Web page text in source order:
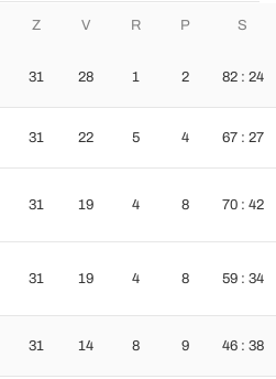
Z V R P S
31 28 1 2 82 : 24
31 22 5 4 67 : 27
31 19 4 8 70 : 42
31 19 4 8 59 : 34
31 14 8 9 46 : 38